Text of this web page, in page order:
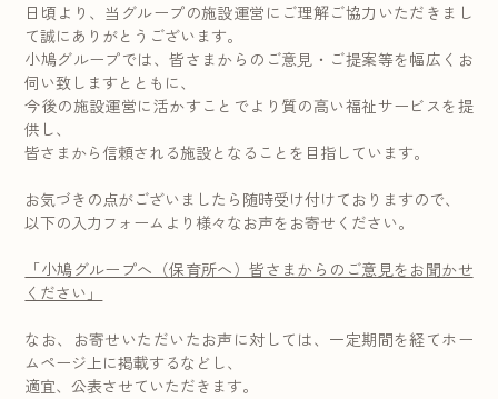
日頃より、当グループの施設運営にご理解ご協力いただきまし
て誠にありがとうございます。
小鳩グループでは、皆さまからのご意見・ご提案等を幅広くお
伺い致しますとともに、
今後の施設運営に活かすことでより質の高い福祉サービスを提
供し、
皆さまから信頼される施設となることを目指しています。
お気づきの点がございましたら随時受け付けておりますので、
以下の入力フォームより様々なお声をお寄せください。
「小鳩グループへ（保育所へ）皆さまからのご意見をお聞かせ
ください」
なお、お寄せいただいたお声に対しては、一定期間を経てホー
ムページ上に掲載するなどし、
適宜、公表させていただきます。